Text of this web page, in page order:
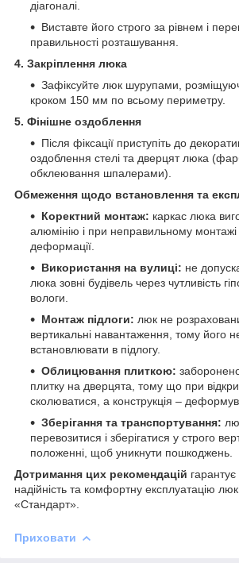
діагоналі.
Виставте його строго за рівнем і
правильності розташування.
4. Закріплення люка
Зафіксуйте люк шурупами,
кроком 150 мм по всьому периметру.
5. Фінішне оздоблення
Після фіксації приступіть до
оздоблення стелі та дверцят люка
обклеювання шпалерами).
Обмеження щодо встановлення та
Коректний монтаж: каркас люка
алюмінію і при неправильному
деформації.
Використання на вулиці: не
люка зовні будівель через чутливість
вологи.
Монтаж підлоги: люк не
вертикальні навантаження, тому його
встановлювати в підлогу.
Облицювання плиткою:
плитку на дверцята, тому що при
сколюватися, а конструкція –
Зберігання та транспортування:
перевозитися і зберігатися у строго
положенні, щоб уникнути пошкоджень.
Дотримання цих рекомендацій гарантує
надійність та комфортну експлуатацію
«Стандарт».
Приховати